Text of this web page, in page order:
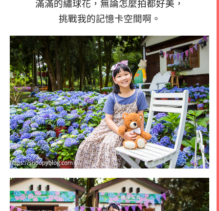
滿滿的繡球花，無論怎麼拍都好美，
挑戰我的記憶卡空間啊。